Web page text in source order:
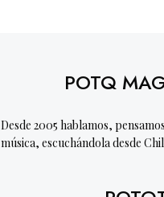
POTQ
Desde 2005 hablamos,
música, escuchándola desde